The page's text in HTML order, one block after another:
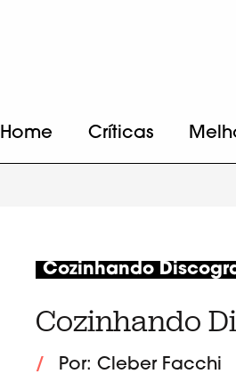
Home Críticas
Cozinhando
Cozinhando
/ Por: Cleber Facchi